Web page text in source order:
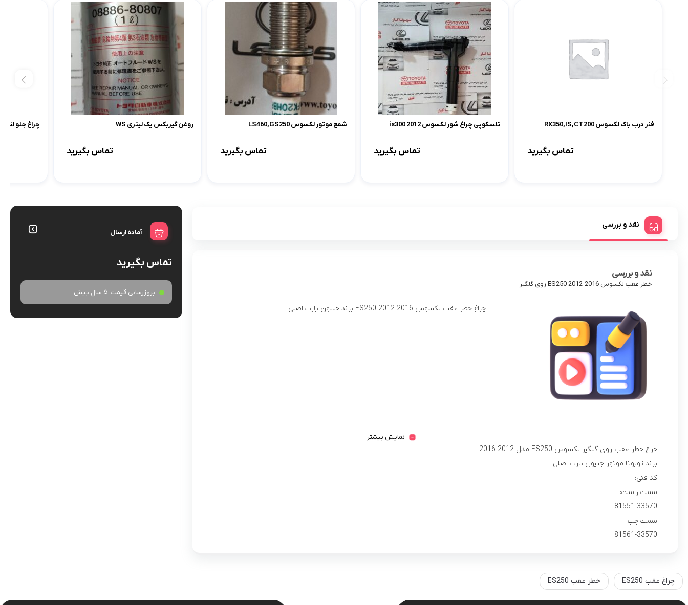
فنر درب باک لکسوس RX350,IS,CT200
تماس بگیرید
تلسکوپی چراغ شور لکسوس 2012 is300
تماس بگیرید
شمع موتور لکسوس LS460,GS250
تماس بگیرید
روغن گیربکس یک لیتری WS
تماس بگیرید
چراغ جلو لندکروزر
آماده ارسال
تماس بگیرید
بروزرسانی قیمت:5 سال پیش
نقد و بررسی
نقد و بررسی
خطر عقب لکسوس ES250 2012-2016 روی گلگیر
چراغ خطر عقب لکسوس ES250 2012-2016 برند جنیون پارت اصلی
نمایش بیشتر
چراغ خطر عقب روی گلگیر لکسوس ES250 مدل 2012-2016
برند تویوتا موتور جنیون پارت اصلی
کد فنی:
سمت راست:
81551-33570
سمت چپ:
81561-33570
چراغ عقب ES250 خطر عقب ES250